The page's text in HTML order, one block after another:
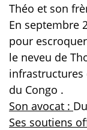
Théo et son
En septembre
pour
le neveu de
infrastructures
du Congo .
Son avocat :
Ses soutiens